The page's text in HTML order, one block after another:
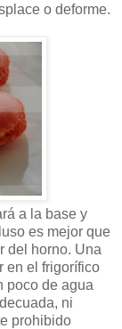
o deforme.
a la base y
es mejor que
del horno. Una
en el frigorífico
poco de agua
ni
prohibido